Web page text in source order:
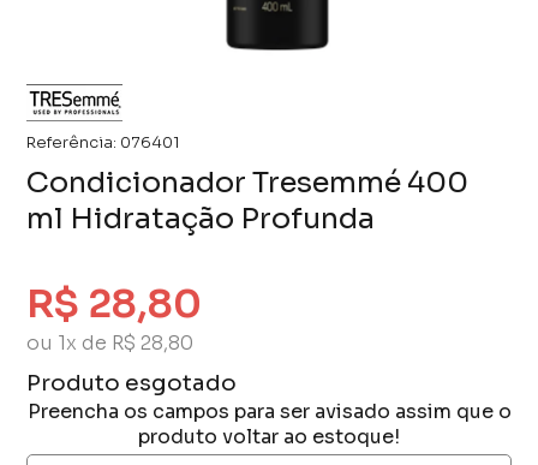
Referência: 076401
Condicionador Tresemmé 400
ml Hidratação Profunda
R$ 28,80
ou 1x de R$ 28,80
Produto esgotado
Preencha os campos para ser avisado assim que o
produto voltar ao estoque!